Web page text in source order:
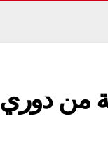
من دوري